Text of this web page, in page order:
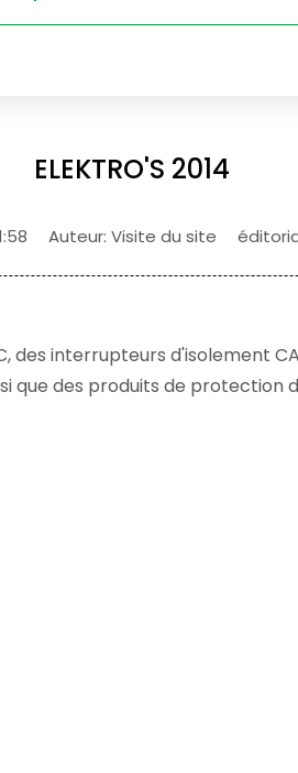
ELEKTRO'S 2014
Auteur: Visite du site
interrupteurs d'isolement
que des produits de